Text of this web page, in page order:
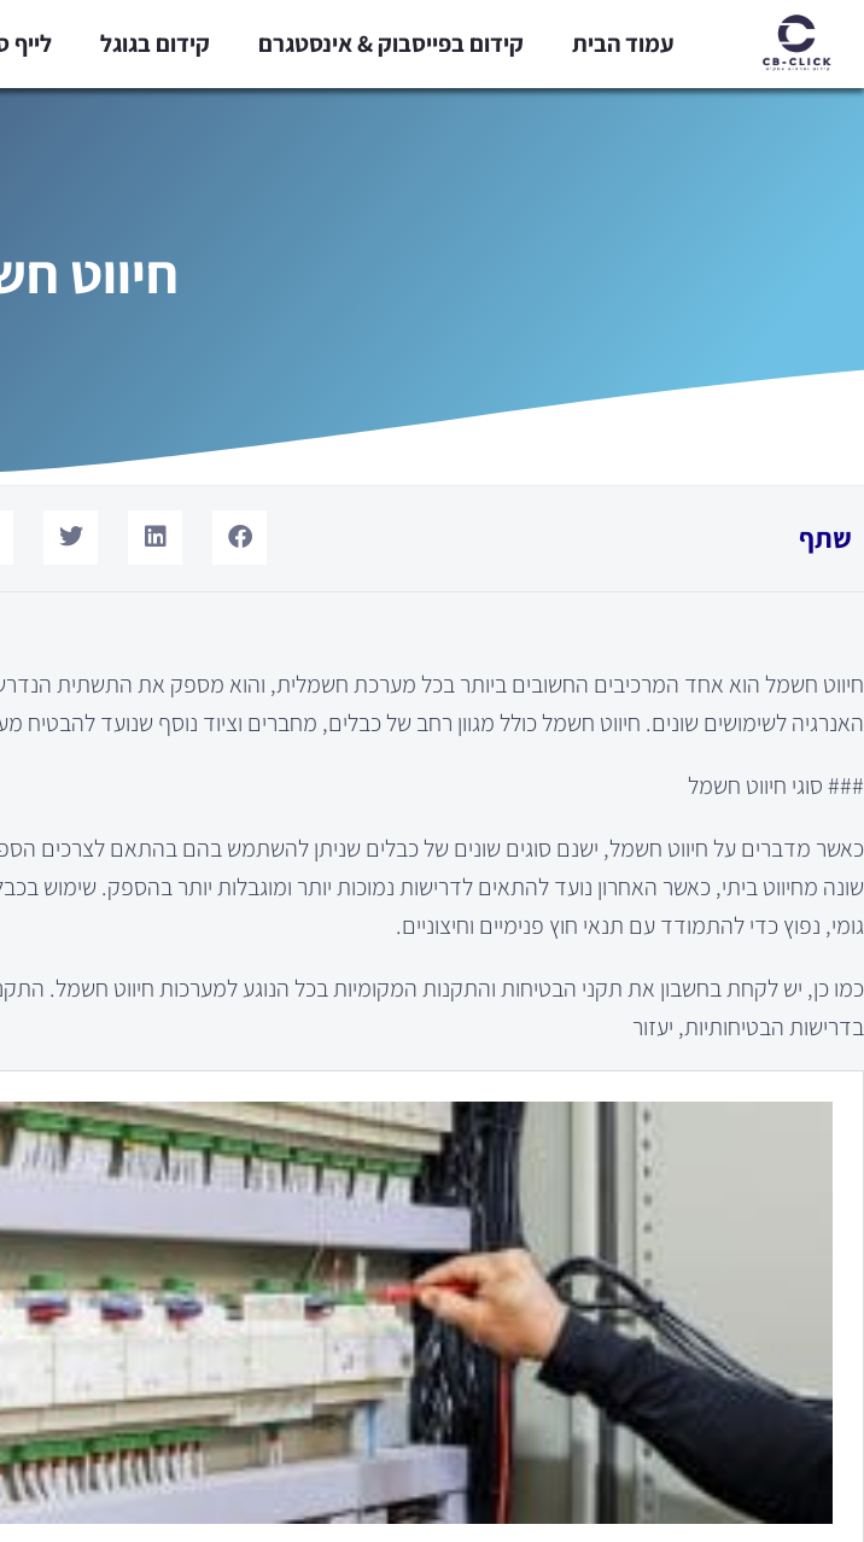
לתוכן
עמוד הבית קידום בפייסבוק & אינסטגרם קידום בגוגל לייף
חיווט
שתף
חיווט חשמל הוא אחד המרכיבים החשובים ביותר בכל מערכת חשמלית, והוא מספק את התשתית
האנרגיה לשימושים שונים. חיווט חשמל כולל מגוון רחב של כבלים, מחברים וציוד נוסף שנועד להבטיח
### סוגי חיווט חשמל
כאשר מדברים על חיווט חשמל, ישנם סוגים שונים של כבלים שניתן להשתמש בהם בהתאם לצרכים
גומי, נפוץ כדי להתמודד עם תנאי חוץ פנימיים וחיצוניים.
כמו כן, יש לקחת בחשבון את תקני הבטיחות והתקנות המקומיות בכל הנוגע למערכות חיווט חשמל.
בדרישות הבטיחותיות, יעזור